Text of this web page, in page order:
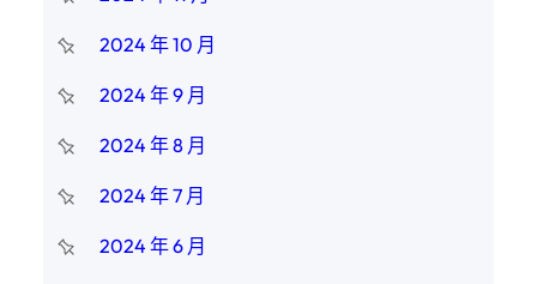
2024 年 10 月
2024 年 9 月
2024 年 8 月
2024 年 7 月
2024 年 6 月